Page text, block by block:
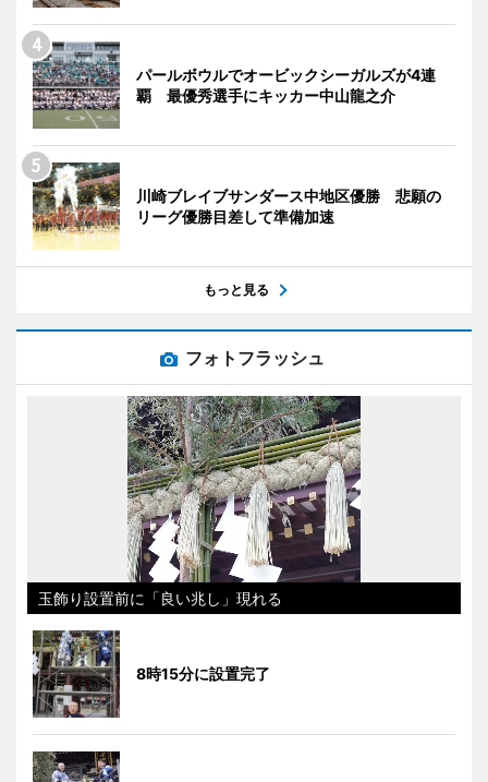
パールボウルでオービックシーガルズが4連
覇 最優秀選手にキッカー中山龍之介
川崎ブレイブサンダース中地区優勝 悲願の
リーグ優勝目差して準備加速
もっと見る
フォトフラッシュ
玉飾り設置前に「良い兆し」現れる
8時15分に設置完了